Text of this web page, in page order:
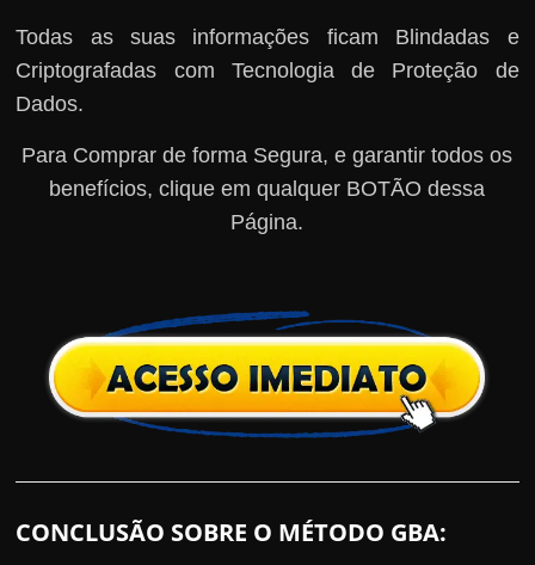
Todas as suas informações ficam Blindadas e
Criptografadas com Tecnologia de Proteção de
Dados.
Para Comprar de forma Segura, e garantir todos os
benefícios, clique em qualquer BOTÃO dessa
Página.
CONCLUSÃO SOBRE O MÉTODO GBA: